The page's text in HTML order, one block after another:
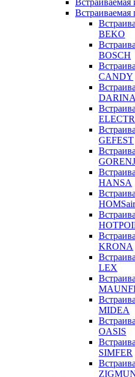
Встраиваемая
BEKO
BOSCH
CANDY
DARINA
GEFEST
HANSA
HOMSair
KRONA
LEX
MIDEA
OASIS
SIMFER